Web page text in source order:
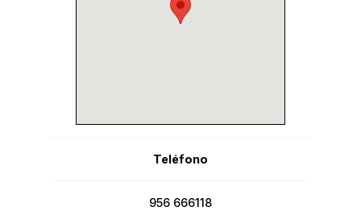
Teléfono
956 666118